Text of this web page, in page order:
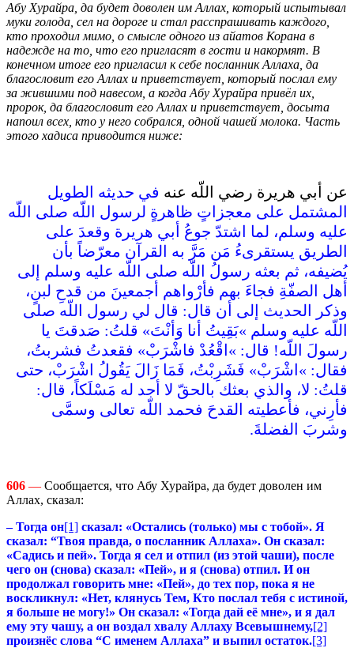
Абу Хурайра, да будет доволен им Аллах, который испытывал
муки голода, сел на дороге и стал расспрашивать каждого,
кто проходил мимо, о смысле одного из айатов Корана в
надежде на то, что его пригласят в гости и накормят. В
конечном итоге его пригласил к себе посланник Аллаха, да
благословит его Аллах и приветствует, который послал ему
за жившими под навесом, а когда Абу Хурайра привёл их,
пророк, да благословит его Аллах и приветствует, досыта
напоил всех, кто у него собрался, одной чашей молока. Часть
этого хадиса приводится ниже:
عن أبي هريرة رضي اللّه عنه في حديثه الطويل
المشتمل على معجزاتٍ ظاهرةٍ لرسول اللّه صلى اللّه
عليه وسلم، لما اشتدّ جوعُ أبي هريرة وقعدَ على
الطريق يستقرىءُ مَن مَرَّ به القرآن معرّضاً بأن
يُضيفه، ثم بعثه رسولُ اللّه صلى اللّه عليه وسلم إلى
أهل الصفّةِ فجاءَ بهم فأرْواهم أجمعينَ من قدحِ لبنٍ،
وذكر الحديث إلى أن قال‏:‏ قال لي رسول اللّه صلى
اللّه عليه وسلم ‏»‏بَقِيتُ أنا وَأنْتَ‏»‏ قلتُ‏:‏ صَدقتَ يا
رسولَ اللّه‏!‏ قال‏:‏ ‏»‏اقْعُدْ فاشْرَبْ‏»‏ فقعدتُ فشربتُ،
فقال‏:‏ ‏»‏اشْرَبْ‏»‏ فَشَرِبْتُ، فَمَا زَالَ يَقُولُ اشْرَبْ، حتى
قلتُ‏:‏ لا، والذي بعثك بالحقّ لا أجد له مَسْلَكاً، قال‏:‏
فأرِني، فأعطيته القدحَ فحمد اللّه تعالى وسمَّى
وشربَ الفضلةَ‏.‏
606 — Сообщается, что Абу Хурайра, да будет доволен им
Аллах, сказал:
– Тогда он[1] сказал: «Остались (только) мы с тобой». Я
сказал: “Твоя правда, о посланник Аллаха». Он сказал:
«Садись и пей». Тогда я сел и отпил (из этой чаши), после
чего он (снова) сказал: «Пей», и я (снова) отпил. И он
продолжал говорить мне: «Пей», до тех пор, пока я не
воскликнул: «Нет, клянусь Тем, Кто послал тебя с истиной,
я больше не могу!» Он сказал: «Тогда дай её мне», и я дал
ему эту чашу, а он воздал хвалу Аллаху Всевышнему,[2]
произнёс слова “С именем Аллаха” и выпил остаток.[3]